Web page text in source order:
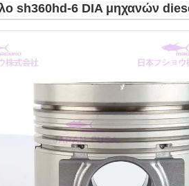
sh360hd-6 DIA μηχανών